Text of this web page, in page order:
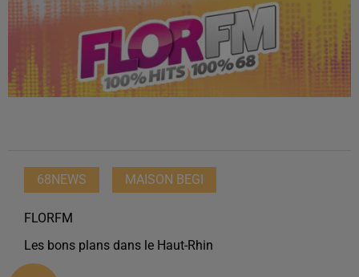
68NEWS MAISON BEGI
FLORFM
Les bons plans dans le Haut-Rhin